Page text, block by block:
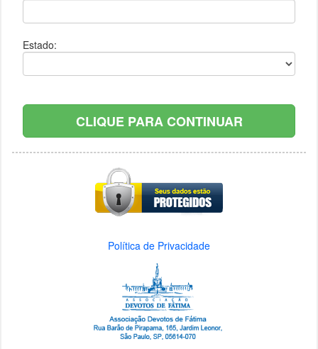
Estado:
CLIQUE PARA CONTINUAR
Política de Privacidade